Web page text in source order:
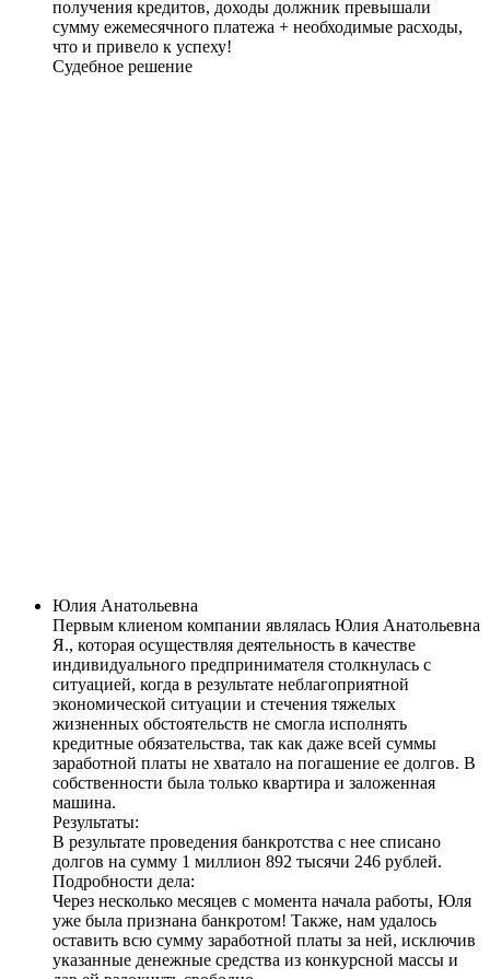
получения кредитов, доходы должник превышали
сумму ежемесячного платежа + необходимые расходы,
что и привело к успеху!
Судебное решение
Юлия Анатольевна
Первым клиеном компании являлась Юлия Анатольевна
Я., которая осуществляя деятельность в качестве
индивидуального предпринимателя столкнулась с
ситуацией, когда в результате неблагоприятной
экономической ситуации и стечения тяжелых
жизненных обстоятельств не смогла исполнять
кредитные обязательства, так как даже всей суммы
заработной платы не хватало на погашение ее долгов. В
собственности была только квартира и заложенная
машина.
Результаты:
В результате проведения банкротства с нее списано
долгов на сумму 1 миллион 892 тысячи 246 рублей.
Подробности дела:
Через несколько месяцев с момента начала работы, Юля
уже была признана банкротом! Также, нам удалось
оставить всю сумму заработной платы за ней, исключив
указанные денежные средства из конкурсной массы и